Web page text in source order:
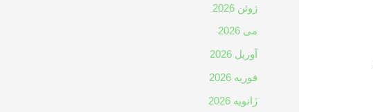
ژوئن 2026
می 2026
آوریل 2026
فوریه 2026
ژانویه 2026